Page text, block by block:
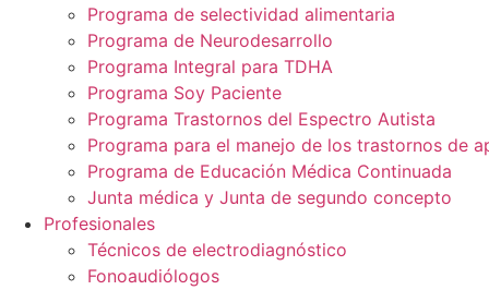
Programa de selectividad alimentaria
Programa de Neurodesarrollo
Programa Integral para TDHA
Programa Soy Paciente
Programa Trastornos del Espectro Autista
Programa para el manejo de los trastornos de
Programa de Educación Médica Continuada
Junta médica y Junta de segundo concepto
Profesionales
Técnicos de electrodiagnóstico
Fonoaudiólogos